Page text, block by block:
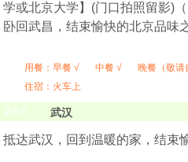
学或北京大学】(门口拍照留影)
卧回武昌，结束愉快的北京品味
用餐： 早餐 √ 中餐 √
晚餐（敬请
住宿：火车上
第5天 武汉
抵达武汉，回到温暖的家，结束